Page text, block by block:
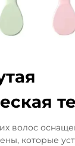
волос
которые